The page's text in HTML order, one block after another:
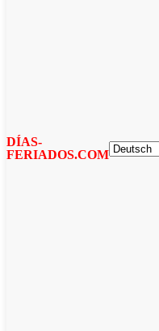
DÍAS-
FERIADOS.COM